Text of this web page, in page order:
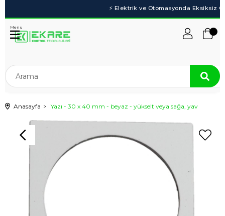
Menu
Anasayfa Yazı - 30 x 40 mm - beyaz - yükselt veya sağa, yav